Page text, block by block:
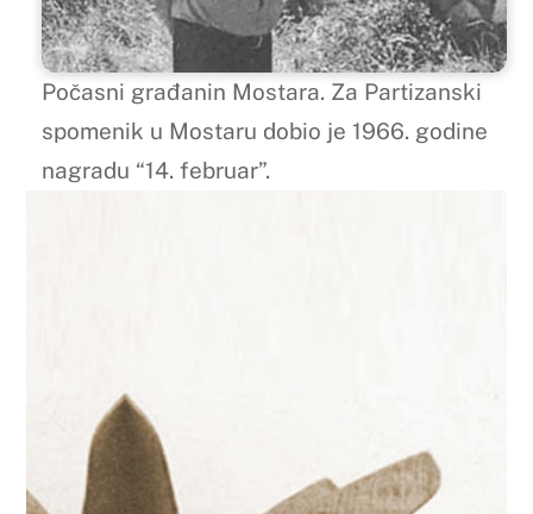
Počasni građanin Mostara. Za Partizanski
spomenik u Mostaru dobio je 1966. godine
nagradu “14. februar”.